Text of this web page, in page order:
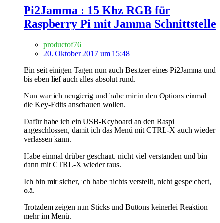
Pi2Jamma : 15 Khz RGB für
Raspberry Pi mit Jamma Schnittstelle
productof76
20. Oktober 2017 um 15:48
Bin seit einigen Tagen nun auch Besitzer eines Pi2Jamma und
bis eben lief auch alles absolut rund.
Nun war ich neugierig und habe mir in den Options einmal
die Key-Edits anschauen wollen.
Dafür habe ich ein USB-Keyboard an den Raspi
angeschlossen, damit ich das Menü mit CTRL-X auch wieder
verlassen kann.
Habe einmal drüber geschaut, nicht viel verstanden und bin
dann mit CTRL-X wieder raus.
Ich bin mir sicher, ich habe nichts verstellt, nicht gespeichert,
o.ä.
Trotzdem zeigen nun Sticks und Buttons keinerlei Reaktion
mehr im Menü.